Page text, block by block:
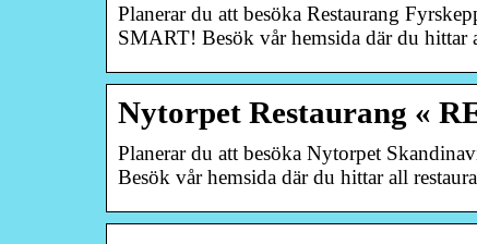
Planerar du att besöka Restaurang
SMART! Besök vår hemsida där du hittar
Nytorpet Restaurang «
Planerar du att besöka Nytorpet
Besök vår hemsida där du hittar all